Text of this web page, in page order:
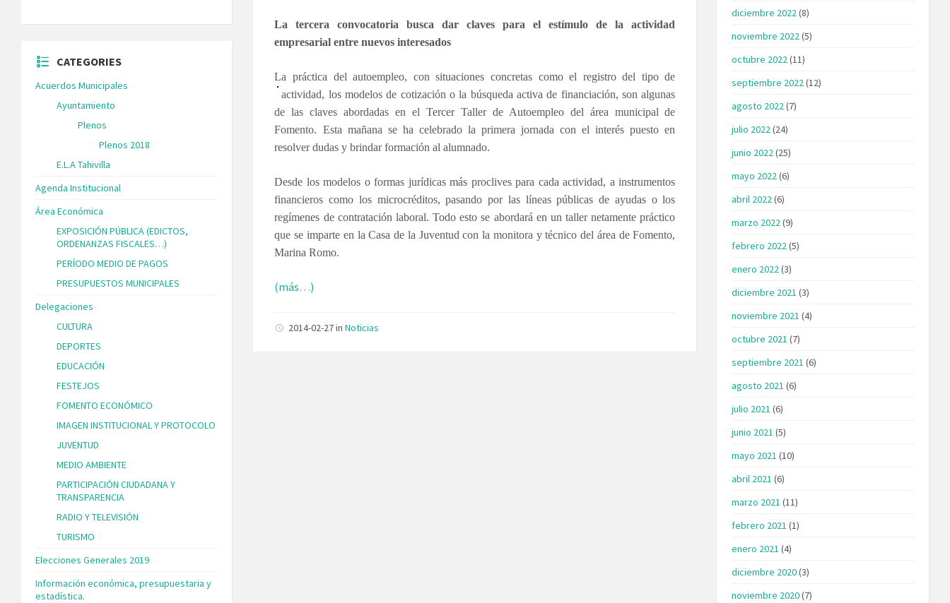
La tercera convocatoria busca dar claves para el estímulo de la actividad
empresarial entre nuevos interesados
La práctica del autoempleo, con situaciones concretas como el registro del tipo de
actividad, los modelos de cotización o la búsqueda activa de financiación,son algunas
de las claves abordadas en el Tercer Taller de Autoempleo del área municipal de
Fomento. Esta mañana se ha celebrado la primera jornada con el interés puesto en
resolver dudas y brindar formación al alumnado.
Desde los modelos o formas jurídicas más proclives para cada actividad, a instrumentos
financieros como los microcréditos, pasando por las líneas públicas de ayudas o los
regímenes de contratación laboral. Todo esto se abordará en un taller netamente práctico
que se imparte en la Casa de la Juventud con la monitora y técnico del área de Fomento,
Marina Romo.
(más…)
2014-02-27inNoticias
CATEGORIES
Acuerdos Municipales
Ayuntamiento
Plenos
Plenos 2018
E.L.A Tahivilla
Agenda Institucional
Área Económica
EXPOSICIÓN PÚBLICA (EDICTOS,
ORDENANZAS FISCALES…)
PERÍODO MEDIO DE PAGOS
PRESUPUESTOS MUNICIPALES
Delegaciones
CULTURA
DEPORTES
EDUCACIÓN
FESTEJOS
FOMENTO ECONÓMICO
IMAGEN INSTITUCIONAL Y PROTOCOLO
JUVENTUD
MEDIO AMBIENTE
PARTICIPACIÓN CIUDADANA Y
TRANSPARENCIA
RADIO Y TELEVISIÓN
TURISMO
Elecciones Generales 2019
Información económica, presupuestaria y
estadística.
diciembre 2022 (8)
noviembre 2022 (5)
octubre 2022 (11)
septiembre 2022 (12)
agosto 2022 (7)
julio 2022 (24)
junio 2022 (25)
mayo 2022 (6)
abril 2022 (6)
marzo 2022 (9)
febrero 2022 (5)
enero 2022 (3)
diciembre 2021 (3)
noviembre 2021 (4)
octubre 2021 (7)
septiembre 2021 (6)
agosto 2021 (6)
julio 2021 (6)
junio 2021 (5)
mayo 2021 (10)
abril 2021 (6)
marzo 2021 (11)
febrero 2021 (1)
enero 2021 (4)
diciembre 2020(3)
noviembre 2020(7)